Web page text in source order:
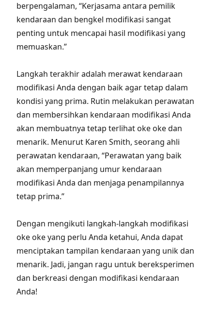
berpengalaman, “Kerjasama antara pemilik
kendaraan dan bengkel modifikasi sangat
penting untuk mencapai hasil modifikasi yang
memuaskan.”
Langkah terakhir adalah merawat kendaraan
modifikasi Anda dengan baik agar tetap dalam
kondisi yang prima. Rutin melakukan perawatan
dan membersihkan kendaraan modifikasi Anda
akan membuatnya tetap terlihat oke oke dan
menarik. Menurut Karen Smith, seorang ahli
perawatan kendaraan, “Perawatan yang baik
akan memperpanjang umur kendaraan
modifikasi Anda dan menjaga penampilannya
tetap prima.”
Dengan mengikuti langkah-langkah modifikasi
oke oke yang perlu Anda ketahui, Anda dapat
menciptakan tampilan kendaraan yang unik dan
menarik. Jadi, jangan ragu untuk bereksperimen
dan berkreasi dengan modifikasi kendaraan
Anda!